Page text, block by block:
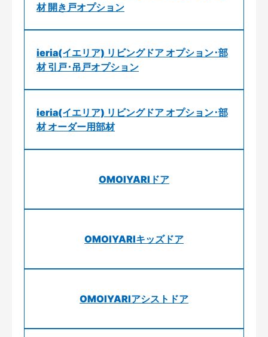
材 開き戸オプション
ieria(イエリア) リビングドア オプション･部
材 引戸･吊戸オプション
ieria(イエリア) リビングドア オプション･部
材 オーダー用部材
OMOIYARIドア
OMOIYARIキッズドア
OMOIYARIアシストドア